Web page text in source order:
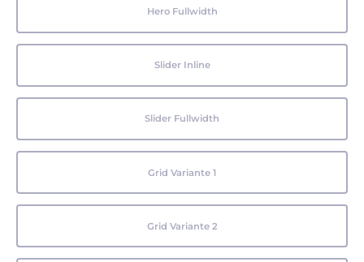
Hero Fullwidth
Slider Inline
Slider Fullwidth
Grid Variante 1
Grid Variante 2